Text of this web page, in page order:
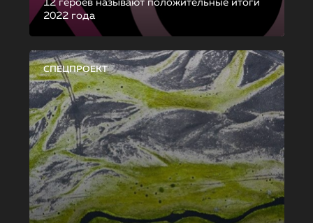
12 героев называют положительные итоги
2022 года
СПЕЦПРОЕКТ